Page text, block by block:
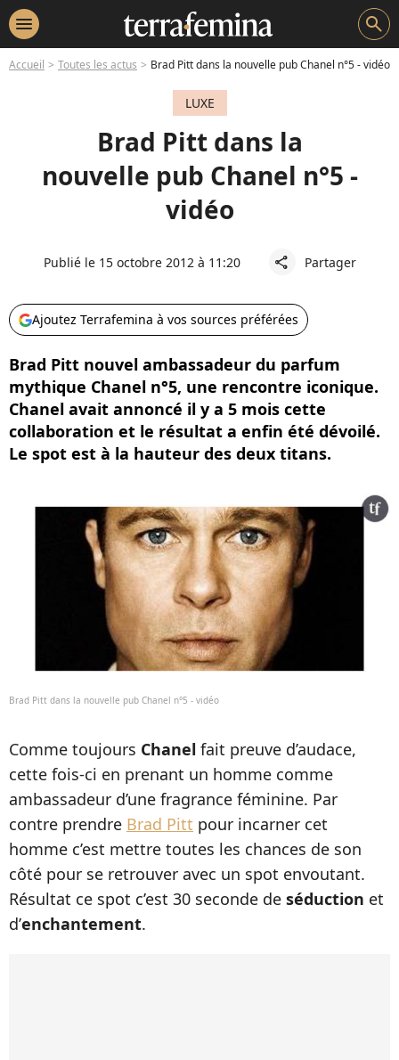
menu search
Accueil Toutes les actus Brad Pitt dans la nouvelle pub Chanel n°5 - vidéo
LUXE
Brad Pitt dans la
nouvelle pub Chanel n°5 -
vidéo
Publié le 15 octobre 2012 à 11:20 share Partager
Ajoutez Terrafemina à vos sources préférées
Brad Pitt nouvel ambassadeur du parfum
mythique Chanel n°5, une rencontre iconique.
Chanel avait annoncé il y a 5 mois cette
collaboration et le résultat a enfin été dévoilé.
Le spot est à la hauteur des deux titans.
Brad Pitt dans la nouvelle pub Chanel n°5 - vidéo
Comme toujours Chanel fait preuve d’audace,
cette fois-ci en prenant un homme comme
ambassadeur d’une fragrance féminine. Par
contre prendre Brad Pitt pour incarner cet
homme c’est mettre toutes les chances de son
côté pour se retrouver avec un spot envoutant.
Résultat ce spot c’est 30 seconde de séduction et
d’enchantement.